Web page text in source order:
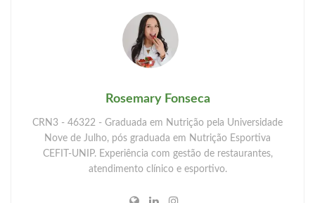
Rosemary Fonseca
CRN3 - 46322 - Graduada em Nutrição pela Universidade
Nove de Julho, pós graduada em Nutrição Esportiva
CEFIT-UNIP. Experiência com gestão de restaurantes,
atendimento clínico e esportivo.